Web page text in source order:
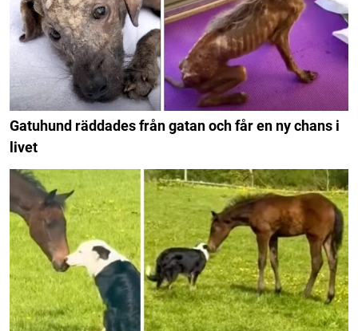
Gatuhund räddades från gatan och får en ny chans i
livet